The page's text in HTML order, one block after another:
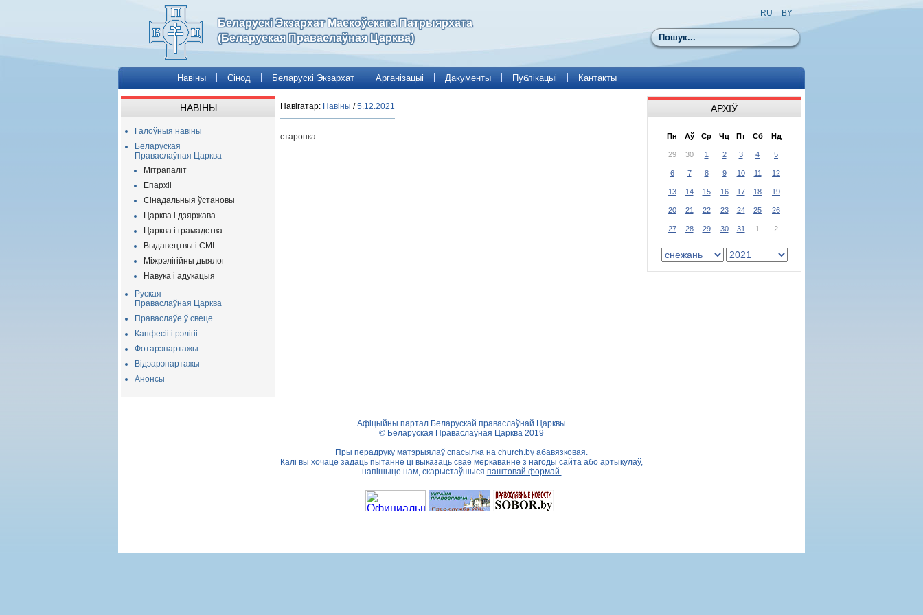
Беларускі Экзархат Маскоўскага Патрыярхата
(Беларуская Праваслаўная Царква)
Пошук
RU BY
Навіны Сінод Беларускі Экзархат Арганізацыі Дакументы Публікацыі Кантакты
НАВІНЫ
Галоўныя навіны
Беларуская
Праваслаўная Царква
Мітрапаліт
Епархіі
Сінадальныя ўстановы
Царква і дзяржава
Царква і грамадства
Выдавецтвы і СМІ
Міжрэлігійны дыялог
Навука і адукацыя
Руская
Праваслаўная Царква
Праваслаўе ў свеце
Канфесіі і рэлігіі
Фотарэпартажы
Відэарэпартажы
Анонсы
Навігатар: Навіны /5.12.2021
старонка:
АРХІЎ
Пн Аў Ср Чц Пт Сб Нд
29 30 1 2 3 4 5
6 7 8 9 10 11 12
13 14 15 16 17 18 19
20 21 22 23 24 25 26
27 28 29 30 31 1 2
Афіцыйны партал Беларускай праваслаўнай Царквы
© Беларуская Праваслаўная Царква 2019
Пры перадруку матэрыялаў спасылка на church.by абавязковая.
Калі вы хочаце задаць пытанне ці выказаць свае меркаванне з нагоды сайта або артыкулаў,
напішыце нам, скарыстаўшыся паштовай формай.